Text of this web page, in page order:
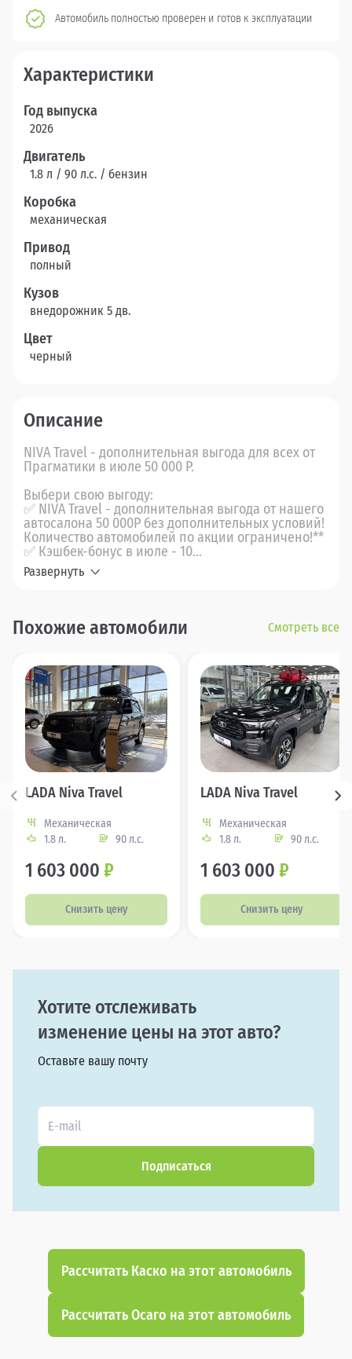
Автомобиль полностью проверен и готов к эксплуатации
Характеристики
Год выпуска
2026
Двигатель
1.8 л / 90 л.c. / бензин
Коробка
механическая
Привод
полный
Кузов
внедорожник 5 дв.
Цвет
черный
Описание
NIVA Travel - дополнительная выгода для всех от
Прагматики в июле 50 000 Р.
Выбери свою выгоду:
✅ NIVA Travel - дополнительная выгода от нашего
автосалона 50 000Р без дополнительных условий!
Количество автомобилей по акции ограничено!**
✅ Кэшбек-бонус в июле - 10...
Развернуть
Похожие автомобили Смотреть все
LADA Niva Travel
Механическая
1.8 л.
90 л.с.
1 603 000 ₽
Снизить цену
LADA Niva Travel
Механическая
1.8 л.
90 л.с.
1 603 000 ₽
Снизить цену
Хотите отслеживать
изменение цены на этот авто?
Оставьте вашу почту
Подписаться
Рассчитать Каско на этот автомобиль
Рассчитать Осаго на этот автомобиль